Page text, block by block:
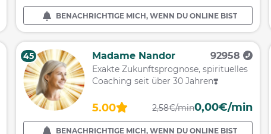
BENACHRICHTIGE MICH, WENN DU ONLINE BIST
45 Madame Nandor 92958
Exakte Zukunftsprognose, spirituelles
Coaching seit über 30 Jahren❣️
5.00 2,58€/min0,00€/min
BENACHRICHTIGE MICH, WENN DU ONLINE BIST